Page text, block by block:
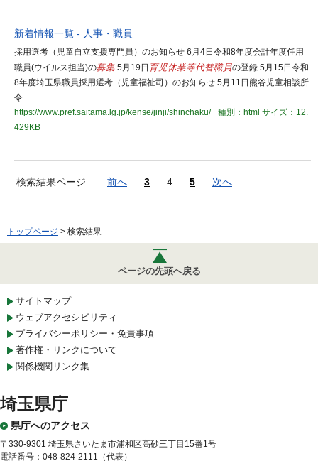
新着情報一覧 - 人事・職員
採用選考（児童自立支援専門員）のお知らせ 6月4日令和8年度会計年度任用
職員(ウイルス担当)の募集 5月19日 育児休業等代替職員の登録 5月15日令和
8年度埼玉県職員採用選考（児童福祉司）のお知らせ 5月11日熊谷児童相談所
令
https://www.pref.saitama.lg.jp/kense/jinji/shinchaku/
種別：html サイズ：12.
429KB
検索結果ページ 前へ 3 4 5 次へ
トップページ > 検索結果
ページの先頭へ戻る
サイトマップ
ウェブアクセシビリティ
プライバシーポリシー・免責事項
著作権・リンクについて
関係機関リンク集
埼玉県庁
県庁へのアクセス
〒330-9301 埼玉県さいたま市浦和区高砂三丁目15番1号
電話番号：048-824-2111（代表）